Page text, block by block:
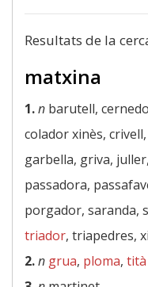
Resultats de la
matxina
1.n barutell,
colador xinès,
garbella, griva,
passadora,
porgador, saranda,
triador, triapedres,
2.n grua, ploma, tità